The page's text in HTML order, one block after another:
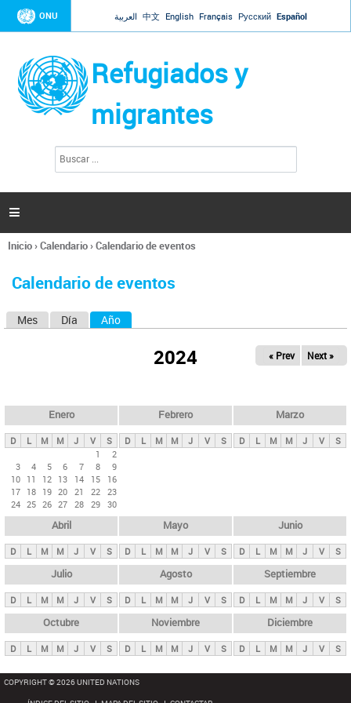
Jump to navigation
ONU العربية 中文 English Français Русский Español
Refugiados y
migrantes
l
d
s

Se
usted
Inicio›Calendario›Calendario de eventos
Calendario de eventos
s
p
n
i
p
a
l
s
Mes Día Año
2024 « Prev Next »
Enero
D L M M J V
S
1
2
3
4 5 6 7 8
9
10 11 12 13 14 15
16
17 18 19 20 21 22 23
24 25 26 27 28 29 30
Febrero
D L M M J V S
Marzo
D L M M J V S
Abril
D L M M J V S
Mayo
D L M M J V S
Junio
D L M M J V S
Julio
D L M M J V S
Agosto
D L M M J V S
Septiembre
D L M M J V S
Octubre
D L M M J V S
Noviembre
D L M M J V S
Diciembre
D L M M J V S
COPYRIGHT © 2026 UNITED NATIONS